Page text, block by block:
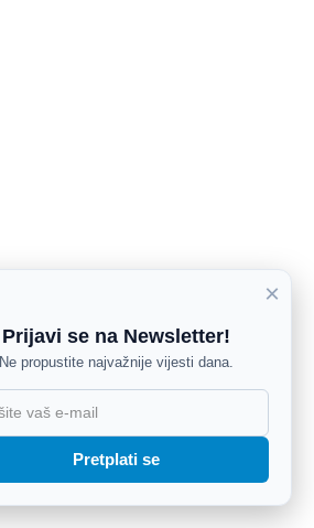
×
Prijavi se na Newsletter!
Ne propustite najvažnije vijesti dana.
Pretplati se